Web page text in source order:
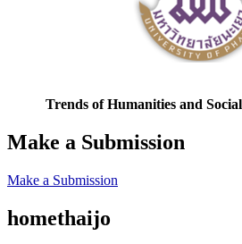
Trends of Humanities and Social
Make a Submission
Make a Submission
homethaijo